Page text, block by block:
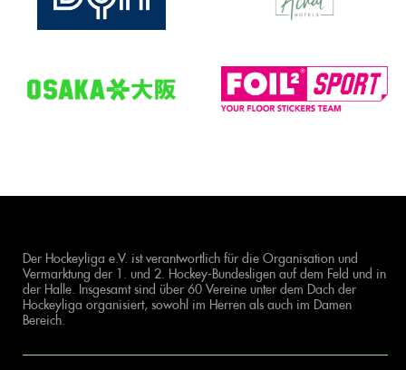
Der Hockeyliga e.V. ist verantwortlich für die Organisation und
Vermarktung der 1. und 2. Hockey-Bundesligen auf dem Feld und in
der Halle. Insgesamt sind über 60 Vereine unter dem Dach der
Hockeyliga organisiert, sowohl im Herren als auch im Damen
Bereich.